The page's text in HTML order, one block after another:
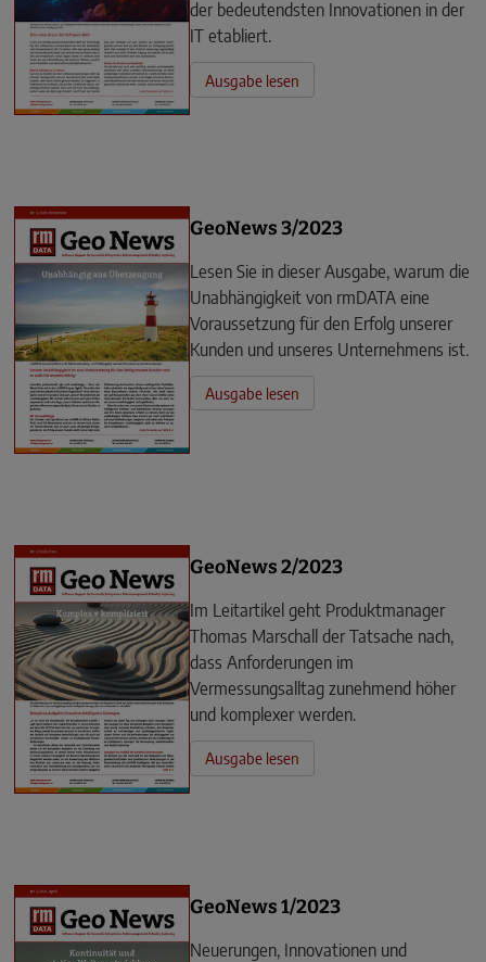
der bedeutendsten Innovationen in der
IT etabliert.
Ausgabe lesen
GeoNews 3/2023
Lesen Sie in dieser Ausgabe, warum die
Unabhängigkeit von rmDATA eine
Voraussetzung für den Erfolg unserer
Kunden und unseres Unternehmens ist.
Ausgabe lesen
GeoNews 2/2023
Im Leitartikel geht Produktmanager
Thomas Marschall der Tatsache nach,
dass Anforderungen im
Vermessungsalltag zunehmend höher
und komplexer werden.
Ausgabe lesen
GeoNews 1/2023
Neuerungen, Innovationen und